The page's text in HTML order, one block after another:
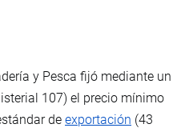
y Pesca fijó mediante un
107) el precio mínimo
de exportación (43